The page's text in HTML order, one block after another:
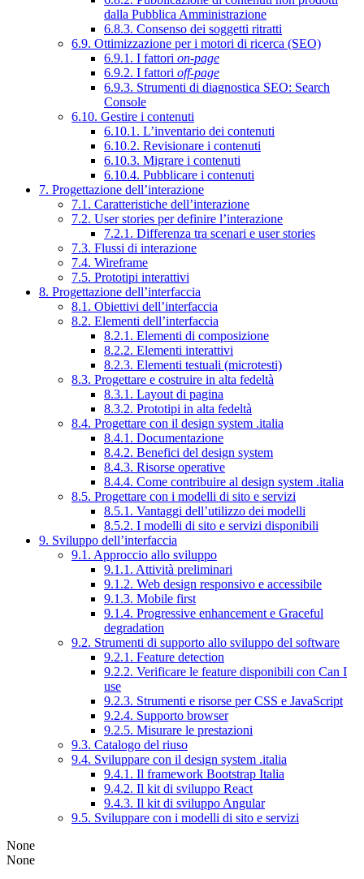
dalla Pubblica Amministrazione
6.8.3. Consenso dei soggetti ritratti
6.9. Ottimizzazione per i motori di ricerca (SEO)
6.9.1. I fattori on-page
6.9.2. I fattori off-page
6.9.3. Strumenti di diagnostica SEO: Search
Console
6.10. Gestire i contenuti
6.10.1. L’inventario dei contenuti
6.10.2. Revisionare i contenuti
6.10.3. Migrare i contenuti
6.10.4. Pubblicare i contenuti
7. Progettazione dell’interazione
7.1. Caratteristiche dell’interazione
7.2. User stories per definire l’interazione
7.2.1. Differenza tra scenari e user stories
7.3. Flussi di interazione
7.4. Wireframe
7.5. Prototipi interattivi
8. Progettazione dell’interfaccia
8.1. Obiettivi dell’interfaccia
8.2. Elementi dell’interfaccia
8.2.1. Elementi di composizione
8.2.2. Elementi interattivi
8.2.3. Elementi testuali (microtesti)
8.3. Progettare e costruire in alta fedeltà
8.3.1. Layout di pagina
8.3.2. Prototipi in alta fedeltà
8.4. Progettare con il design system .italia
8.4.1. Documentazione
8.4.2. Benefici del design system
8.4.3. Risorse operative
8.4.4. Come contribuire al design system .italia
8.5. Progettare con i modelli di sito e servizi
8.5.1. Vantaggi dell’utilizzo dei modelli
8.5.2. I modelli di sito e servizi disponibili
9. Sviluppo dell’interfaccia
9.1. Approccio allo sviluppo
9.1.1. Attività preliminari
9.1.2. Web design responsivo e accessibile
9.1.3. Mobile first
9.1.4. Progressive enhancement e Graceful
degradation
9.2. Strumenti di supporto allo sviluppo del software
9.2.1. Feature detection
9.2.2. Verificare le feature disponibili con Can I
use
9.2.3. Strumenti e risorse per CSS e JavaScript
9.2.4. Supporto browser
9.2.5. Misurare le prestazioni
9.3. Catalogo del riuso
9.4. Sviluppare con il design system .italia
9.4.1. Il framework Bootstrap Italia
9.4.2. Il kit di sviluppo React
9.4.3. Il kit di sviluppo Angular
9.5. Sviluppare con i modelli di sito e servizi
None
None